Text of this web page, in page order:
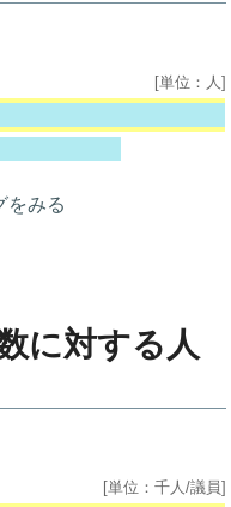
[単位：人]
をみる
に対する人
[単位：千人/議員]